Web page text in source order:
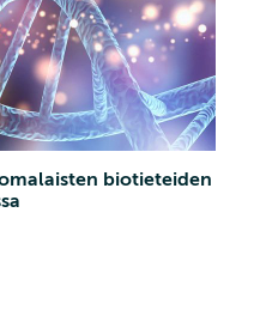
biotieteiden